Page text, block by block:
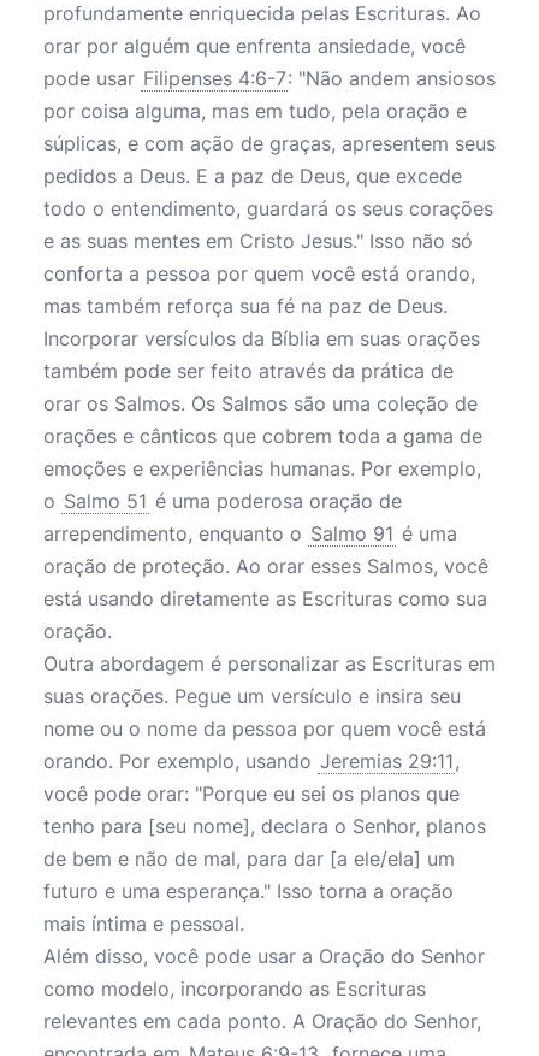
profundamente enriquecida pelas Escrituras. Ao
orar por alguém que enfrenta ansiedade, você
pode usar Filipenses 4:6-7: "Não andem ansiosos
por coisa alguma, mas em tudo, pela oração e
súplicas, e com ação de graças, apresentem seus
pedidos a Deus. E a paz de Deus, que excede
todo o entendimento, guardará os seus corações
e as suas mentes em Cristo Jesus." Isso não só
conforta a pessoa por quem você está orando,
mas também reforça sua fé na paz de Deus.
Incorporar versículos da Bíblia em suas orações
também pode ser feito através da prática de
orar os Salmos. Os Salmos são uma coleção de
orações e cânticos que cobrem toda a gama de
emoções e experiências humanas. Por exemplo,
o Salmo 51 é uma poderosa oração de
arrependimento, enquanto o Salmo 91 é uma
oração de proteção. Ao orar esses Salmos, você
está usando diretamente as Escrituras como sua
oração.
Outra abordagem é personalizar as Escrituras em
suas orações. Pegue um versículo e insira seu
nome ou o nome da pessoa por quem você está
orando. Por exemplo, usando Jeremias 29:11,
você pode orar: "Porque eu sei os planos que
tenho para [seu nome], declara o Senhor, planos
de bem e não de mal, para dar [a ele/ela] um
futuro e uma esperança." Isso torna a oração
mais íntima e pessoal.
Além disso, você pode usar a Oração do Senhor
como modelo, incorporando as Escrituras
relevantes em cada ponto. A Oração do Senhor,